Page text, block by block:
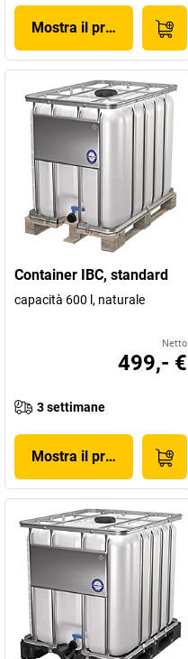
Mostra il prodotto
Container IBC, standard
capacità 600 l, naturale
Netto
499,- €
3 settimane
Mostra il prodotto